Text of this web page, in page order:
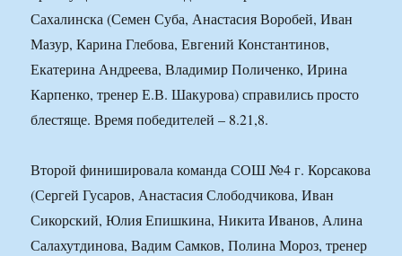
Сахалинска (Семен Суба, Анастасия Воробей, Иван
Мазур, Карина Глебова, Евгений Константинов,
Екатерина Андреева, Владимир Поличенко, Ирина
Карпенко, тренер Е.В. Шакурова) справились просто
блестяще. Время победителей – 8.21,8.
Второй финишировала команда СОШ №4 г. Корсакова
(Сергей Гусаров, Анастасия Слободчикова, Иван
Сикорский, Юлия Епишкина, Никита Иванов, Алина
Салахутдинова, Вадим Самков, Полина Мороз, тренер